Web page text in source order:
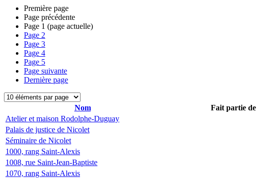
Première page
Page précédente
Page 1 (page actuelle)
Page 2
Page 3
Page 4
Page 5
Page suivante
Dernière page
Nom Fait partie de
Atelier et maison Rodolphe-Duguay
Palais de justice de Nicolet
Séminaire de Nicolet
1000, rang Saint-Alexis
1008, rue Saint-Jean-Baptiste
1070, rang Saint-Alexis